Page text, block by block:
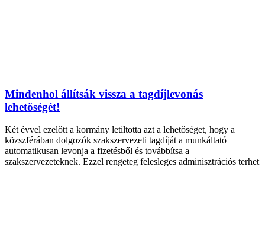
Mindenhol állítsák vissza a tagdíjlevonás
lehetőségét!
Két évvel ezelőtt a kormány letiltotta azt a lehetőséget, hogy a
közszférában dolgozók szakszervezeti tagdíját a munkáltató
automatikusan levonja a fizetésből és továbbítsa a
szakszervezeteknek. Ezzel rengeteg felesleges adminisztrációs terhet